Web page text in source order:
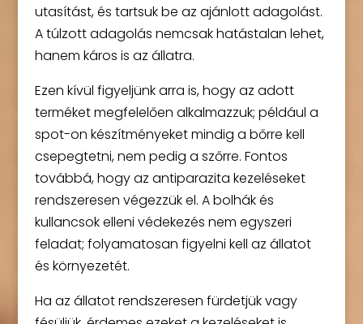
utasítást, és tartsuk be az ajánlott adagolást.
A túlzott adagolás nemcsak hatástalan lehet,
hanem káros is az állatra.
Ezen kívül figyeljünk arra is, hogy az adott
terméket megfelelően alkalmazzuk; például a
spot-on készítményeket mindig a bőrre kell
csepegtetni, nem pedig a szőrre. Fontos
továbbá, hogy az antiparazita kezeléseket
rendszeresen végezzük el. A bolhák és
kullancsok elleni védekezés nem egyszeri
feladat; folyamatosan figyelni kell az állatot
és környezetét.
Ha az állatot rendszeresen fürdetjük vagy